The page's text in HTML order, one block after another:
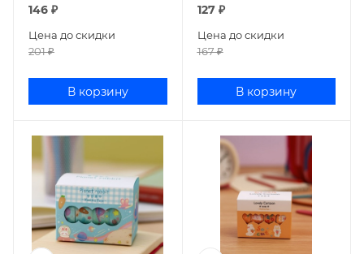
146 ₽
Цена до скидки
201₽
В корзину
127₽
Цена до скидки
167₽
В корзину